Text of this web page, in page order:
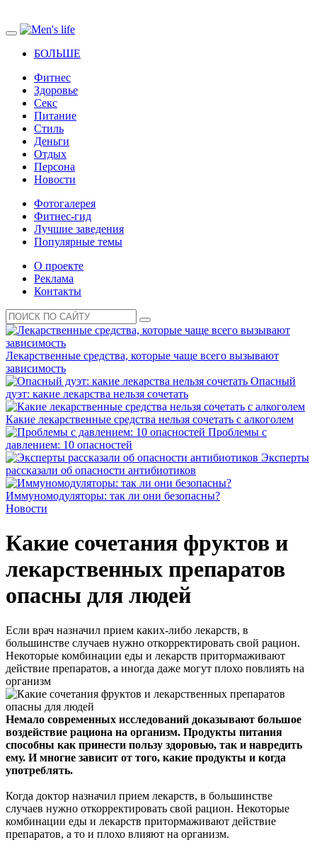
БОЛЬШЕ
Фитнес
Здоровье
Секс
Питание
Стиль
Деньги
Отдых
Персона
Новости
Фотогалерея
Фитнес-гид
Лучшие заведения
Популярные темы
О проекте
Реклама
Контакты
Лекарственные средства, которые чаще всего вызывают
зависимость
Опасный
дуэт: какие лекарства нельзя сочетать
Какие лекарственные средства нельзя сочетать с алкоголем
Проблемы с
давлением: 10 опасностей
Эксперты
рассказали об опасности антибиотиков
Иммуномодуляторы: так ли они безопасны?
Новости
Какие сочетания фруктов и
лекарственных препаратов
опасны для людей
Если врач назначил прием каких-либо лекарств, в
большинстве случаев нужно откорректировать свой рацион.
Некоторые комбинации еды и лекарств притормаживают
действие препаратов, а иногда даже могут плохо повлиять на
организм
Немало современных исследований доказывают большое
воздействие рациона на организм. Продукты питания
способны как принести пользу здоровью, так и навредить
ему. И многие зависит от того, какие продукты и когда
употреблять.
Когда доктор назначил прием лекарств, в большинстве
случаев нужно откорректировать свой рацион. Некоторые
комбинации еды и лекарств притормаживают действие
препаратов, а то и плохо влияют на организм.